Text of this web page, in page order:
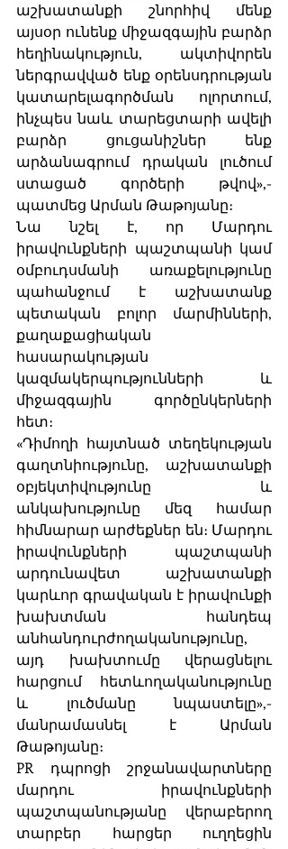
աշխատանքի շնորհիվ մենք
այսօր ունենք միջազգային բարձր
հեղինակություն, ակտիվորեն
ներգրավված ենք օրենսդրության
կատարելագործման ոլորտում,
ինչպես նաև տարեցտարի ավելի
բարձր ցուցանիշներ ենք
արձանագրում դրական լուծում
ստացած գործերի թվով»,-
պատմեց Արման Թաթոյանը։
Նա նշել է, որ Մարդու
իրավունքների պաշտպանի կամ
օմբուդսմանի առաքելությունը
պահանջում է աշխատանք
պետական բոլոր մարմինների,
քաղաքացիական
հասարակության
կազմակերպությունների և
միջազգային գործընկերների
հետ։
«Դիմողի հայտնած տեղեկության
գաղտնիությունը, աշխատանքի
օբյեկտիվությունը և
անկախությունը մեզ համար
հիմնարար արժեքներ են։ Մարդու
իրավունքների պաշտպանի
արդունավետ աշխատանքի
կարևոր գրավական է իրավունքի
խախտման հանդեպ
անհանդուրժողականությունը,
այդ խախտումը վերացնելու
հարցում հետևողականությունը
և լուծմանը նպաստելը»,-
մանրամասնել է Արման
Թաթոյանը։
PR դպրոցի շրջանավարտները
մարդու իրավունքների
պաշտպանությանը վերաբերող
տարբեր հարցեր ուղղեցին